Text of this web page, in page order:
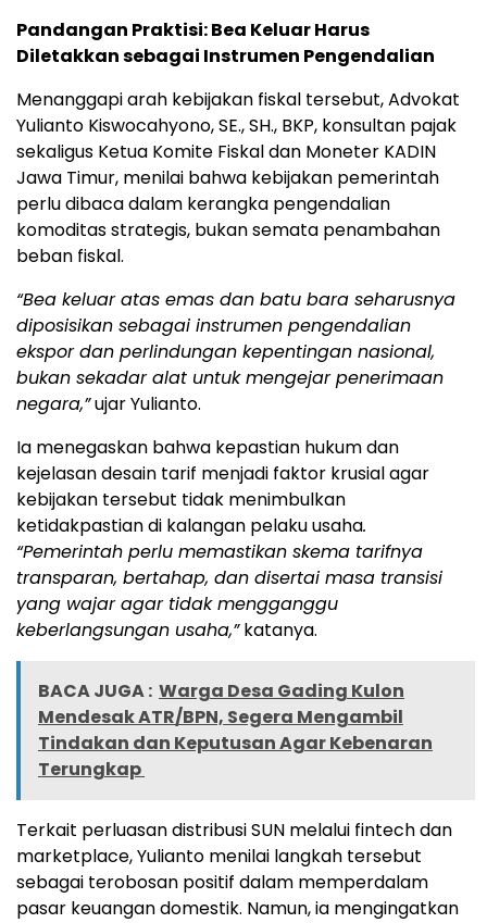
Pandangan Praktisi: Bea Keluar Harus
Diletakkan sebagai Instrumen Pengendalian
Menanggapi arah kebijakan fiskal tersebut, Advokat
Yulianto Kiswocahyono, SE., SH., BKP, konsultan pajak
sekaligus Ketua Komite Fiskal dan Moneter KADIN
Jawa Timur, menilai bahwa kebijakan pemerintah
perlu dibaca dalam kerangka pengendalian
komoditas strategis, bukan semata penambahan
beban fiskal.
“Bea keluar atas emas dan batu bara seharusnya
diposisikan sebagai instrumen pengendalian
ekspor dan perlindungan kepentingan nasional,
bukan sekadar alat untuk mengejar penerimaan
negara,”ujar Yulianto.
Ia menegaskan bahwa kepastian hukum dan
kejelasan desain tarif menjadi faktor krusial agar
kebijakan tersebut tidak menimbulkan
ketidakpastian di kalangan pelaku usaha.
“Pemerintah perlu memastikan skema tarifnya
transparan, bertahap, dan disertai masa transisi
yang wajar agar tidak mengganggu
keberlangsungan usaha,”katanya.
BACA JUGA : Warga Desa Gading Kulon
Mendesak ATR/BPN, Segera Mengambil
Tindakan dan Keputusan Agar Kebenaran
Terungkap
Terkait perluasan distribusi SUN melalui fintech dan
marketplace, Yulianto menilai langkah tersebut
sebagai terobosan positif dalam memperdalam
pasar keuangan domestik. Namun, ia mengingatkan